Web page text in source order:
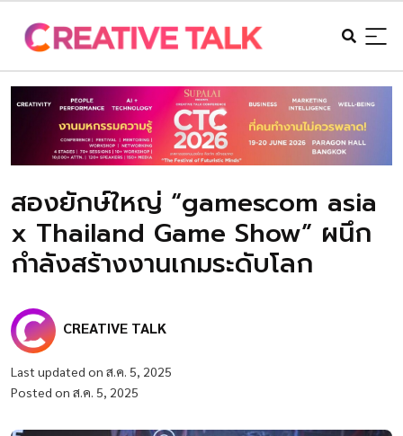
สองยักษ์ใหญ่ “gamescom asia
x Thailand Game Show” ผนึก
กำลังสร้างงานเกมระดับโลก
CREATIVE TALK
Last updated on ส.ค. 5, 2025
Posted on ส.ค. 5, 2025